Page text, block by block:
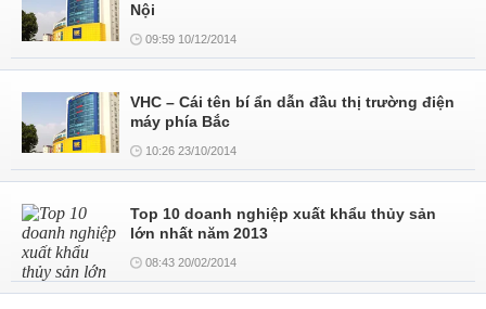
Nội
09:59 10/12/2014
VHC – Cái tên bí ẩn dẫn đầu thị trường điện
máy phía Bắc
10:26 23/10/2014
Top 10 doanh nghiệp xuất khẩu thủy sản
lớn nhất năm 2013
08:43 20/02/2014